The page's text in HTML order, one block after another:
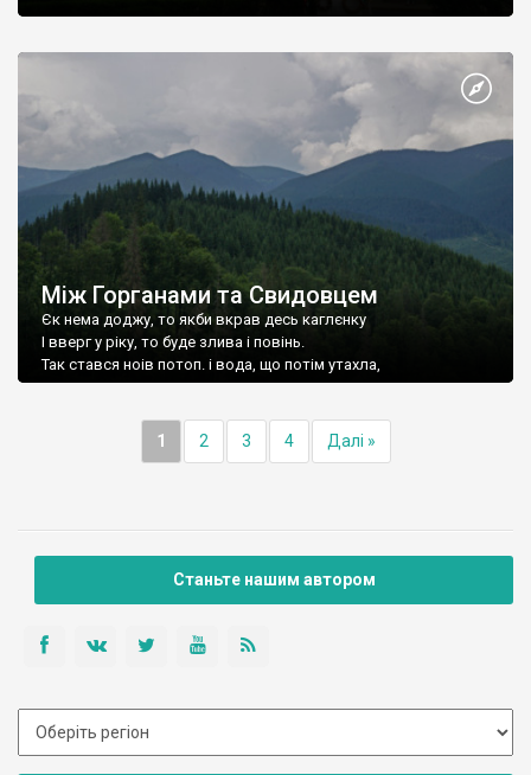
Між Горганами та Свидовцем
Єк нема доджу, то якби вкрав десь каглєнку
І вверг у ріку, то буде злива і повінь.
Так стався ноів потоп. і вода, що потім утахла,
1 2 3 4 Далі »
Станьте нашим автором